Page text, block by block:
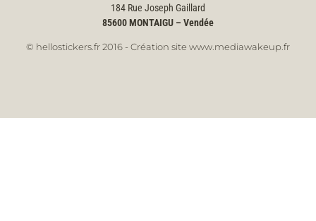
184 Rue Joseph Gaillard
85600MONTAIGU – Vendée
© hellostickers.fr 2016 - Création site www.mediawakeup.fr